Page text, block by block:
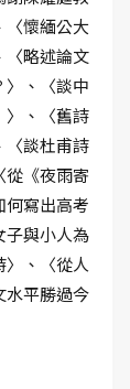
〈懷緬公大
〈略述論文
〉、〈談中
〉、〈舊詩
〈談杜甫詩
從《夜雨寄
何寫出高考
子與小人為
〉、〈從人
水平勝過今